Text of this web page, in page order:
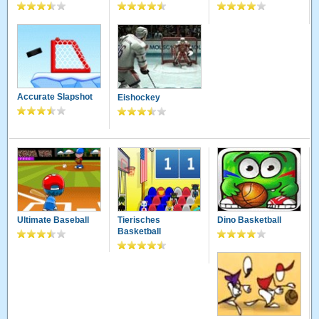
Accurate Slapshot Eishockey
Ultimate Baseball
Tierisches
Basketball
Dino Basketball